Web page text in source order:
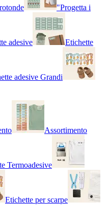
"Progetta i
adesive Etichette
adesive Grandi
Assortimento
Termoadesive
Etichette per scarpe